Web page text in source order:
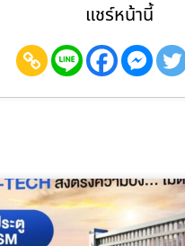
แชร์หน้านี้